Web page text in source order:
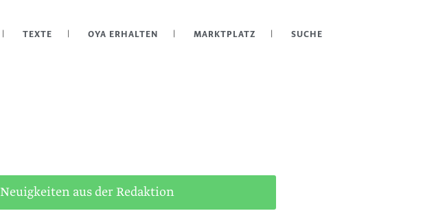
TEXTE OYA ERHALTEN MARKTPLATZ SUCHE
Neuigkeiten aus der Redaktion